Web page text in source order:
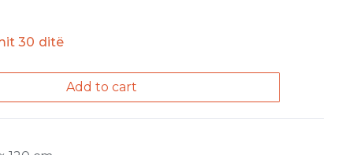
30 ditë
Add to cart